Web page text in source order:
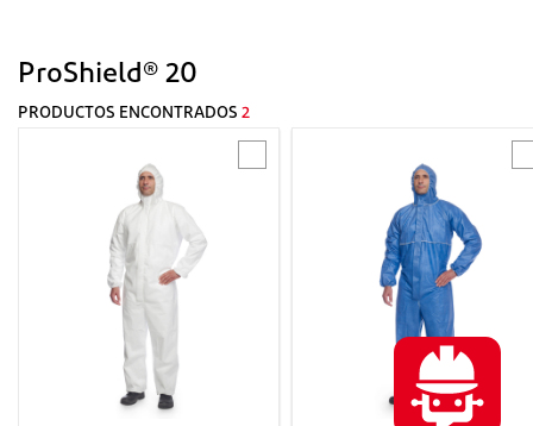
ProShield® 20
PRODUCTOS ENCONTRADOS 2